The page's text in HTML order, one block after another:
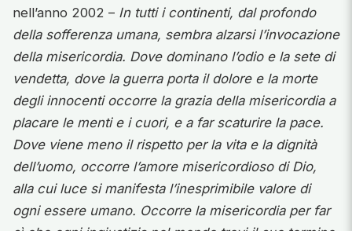
nell’anno 2002 – In tutti i continenti, dal profondo
della sofferenza umana, sembra alzarsi l’invocazione
della misericordia. Dove dominano l’odio e la sete di
vendetta, dove la guerra porta il dolore e la morte
degli innocenti occorre la grazia della misericordia a
placare le menti e i cuori, e a far scaturire la pace.
Dove viene meno il rispetto per la vita e la dignità
dell’uomo, occorre l’amore misericordioso di Dio,
alla cui luce si manifesta l’inesprimibile valore di
ogni essere umano. Occorre la misericordia per far